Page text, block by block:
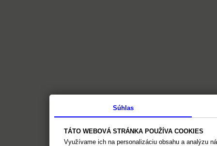
Súhlas
TÁTO WEBOVÁ STRÁNKA POUŽÍVA COOKIES
Využívame ich na personalizáciu obsahu a analýzu